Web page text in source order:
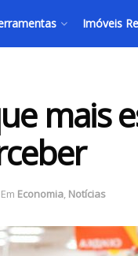
Imóveis
mais
Em Economia, Notícias